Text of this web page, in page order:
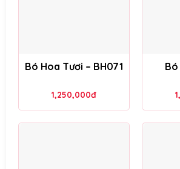
Bó Hoa Tươi – BH071
1,250,000đ
Bó